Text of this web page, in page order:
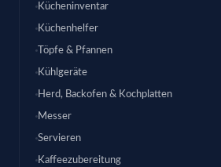
Kücheninventar
Küchenhelfer
Töpfe & Pfannen
Kühlgeräte
Herd, Backofen & Kochplatten
Messer
Servieren
Kaffeezubereitung